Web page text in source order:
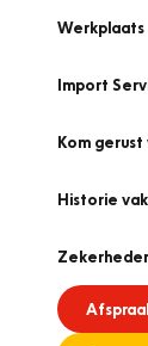
Werkplaats
Import
Kom
Historie